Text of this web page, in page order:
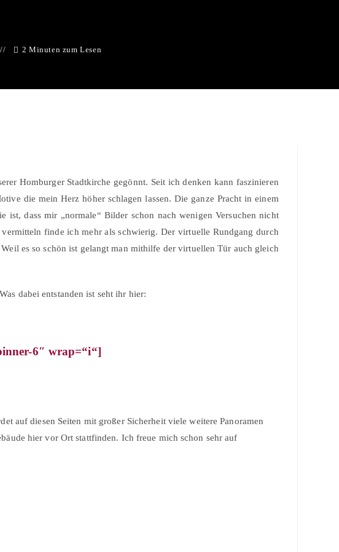
2 Minuten zum Lesen
Homburger Stadtkirche gegönnt. Seit ich denken kann faszinieren
die mein Herz höher schlagen lassen. Die ganze Pracht in einem
ist, dass mir „normale“ Bilder schon nach wenigen Versuchen nicht
finde ich mehr als schwierig. Der virtuelle Rundgang durch
es so schön ist gelangt man mithilfe der virtuellen Tür auch gleich
dabei entstanden ist seht ihr hier:
6″ wrap=“i“]
auf diesen Seiten mit großer Sicherheit viele weitere Panoramen
hier vor Ort stattfinden. Ich freue mich schon sehr auf